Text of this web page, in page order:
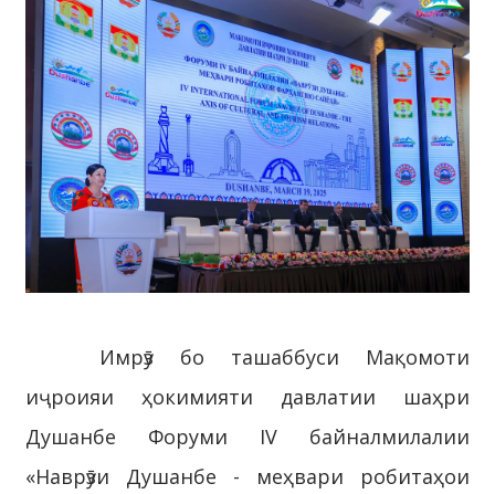
Имрӯз бо ташаббуси Мақомоти
иҷроияи ҳокимияти давлатии шаҳри
Душанбе Форуми IV байналмилалии
«Наврӯзи Душанбе - меҳвари робитаҳои